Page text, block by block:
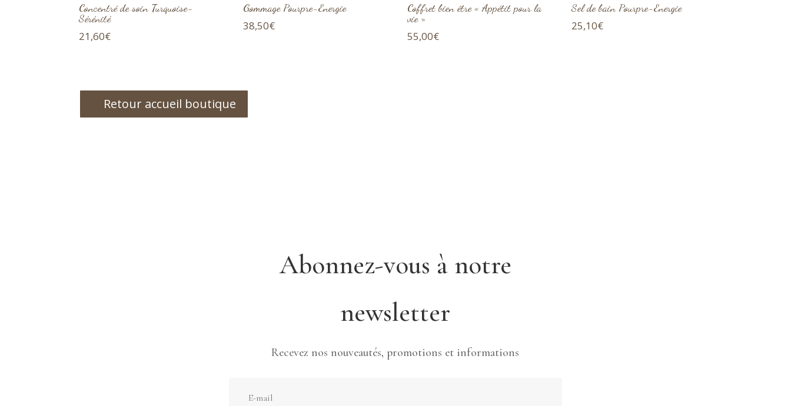
Concentré de soin Turquoise-
Sérénité
21,60€
Gommage Pourpre-Energie
38,50€
Coffret bien être « Appétit pour la
vie »
55,00€
Sel de bain Pourpre-Energie
25,10€
Retour accueil boutique
Abonnez-vous à notre
newsletter
Recevez nos nouveautés, promotions et informations